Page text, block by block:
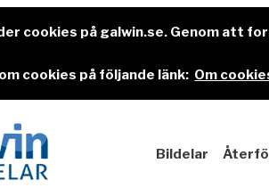
cookies på galwin.se. Genom att
cookies på följande länk: Om
Bildelar